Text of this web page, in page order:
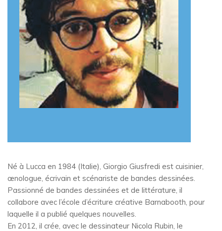
Né à Lucca en 1984 (Italie), Giorgio Giusfredi est cuisinier,
œnologue, écrivain et scénariste de bandes dessinées.
Passionné de bandes dessinées et de littérature, il
collabore avec l’école d’écriture créative Barnabooth, pour
laquelle il a publié quelques nouvelles.
En 2012, il crée, avec le dessinateur Nicola Rubin, le